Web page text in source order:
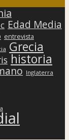
Edad Media
entrevista
Grecia
historia
Inglaterra